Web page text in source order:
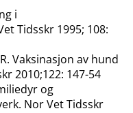
i
Tidsskr 1995; 108:
Vaksinasjon av hund
2010;122: 147-54
og
Nor Vet Tidsskr